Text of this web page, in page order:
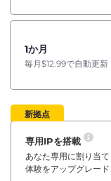
1か月
毎月$12.99で自動更新
新拠点
専用IPを搭載
あなた専用に割り当
体験をアップグレード